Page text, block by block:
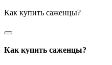
Как купить саженцы?
Как купить саженцы?